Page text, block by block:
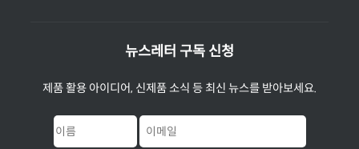
뉴스레터 구독 신청
제품 활용 아이디어, 신제품 소식 등 최신 뉴스를 받아보세요.